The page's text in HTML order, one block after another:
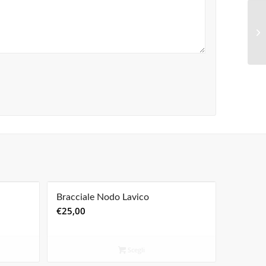
Bracciale Nodo Lavico
€25,00